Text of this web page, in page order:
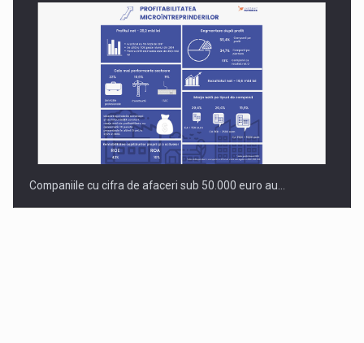
Companiile cu cifra de afaceri sub 50.000 euro au…